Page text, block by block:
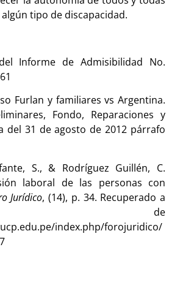
tipo de discapacidad.
Informe de Admisibilidad No.
Furlan y familiares vs Argentina.
Fondo, Reparaciones y
del 31 de agosto de 2012 párrafo
S., & Rodríguez Guillén, C.
laboral de las personas con
Jurídico, (14), p. 34. Recuperado a
de
index.php/forojuridico/